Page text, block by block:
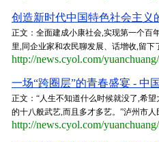
创造新时代中国特色社会主义
正文：全面建成小康社会,实现第一个百
里,同企业家和农民聊发展、话增收,留下
http://news.cyol.com/
一场“跨圈层”的青春盛宴 - 中
正文：“人生不知道什么时候就没了,希望
的十八般武艺,而且多才多艺。”泸州市
http://news.cyol.com/